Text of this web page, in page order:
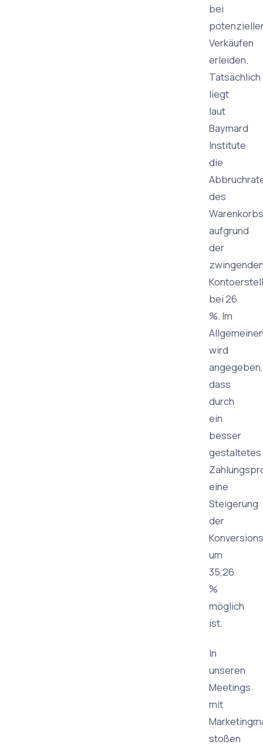
bei
Verkäufen
erleiden.
Tatsächlich
liegt
laut
Baymard
Institute
die
des
Warenkorbs
aufgrund
der
bei 26
%. Im
wird
angegeben,
dass
durch
ein
besser
gestaltetes
eine
Steigerung
der
um
35,26
%
möglich
ist.
In
unseren
Meetings
mit
stoßen